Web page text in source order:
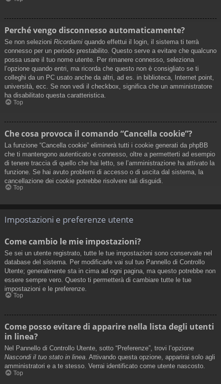
Perché vengo disconnesso automaticamente?
Se non selezioni Ricordami quando effettui il login, il sistema ti terrà
connesso per un periodo prestabilito. Questo serve a evitare che qualcuno
possa usare il tuo nome utente. Per rimanere connesso, seleziona
l’opzione quando entri, ma ricorda che questo non è consigliato se ti
colleghi da un PC usato anche da altri, ad es. in biblioteca, Internet point,
università, ecc. Se non vedi il checkbox, significa che un amministratore
ha disabilitato questa caratteristica.
Top
Che cosa provoca il comando “Cancella cookie”?
La funzione “Cancella cookie” eliminerà tutti i cookie generati da phpBB
che ti mantengono autenticato e connesso, oltre a permetterti ad esempio
di tenere traccia di quello che hai letto, se l’amministrazione ha attivato la
funzione. Se hai avuto problemi di accesso o di uscita dal sistema, la
cancellazione dei cookie potrebbe risolvere tali disguidi.
Top
Impostazioni e preferenze utente
Come cambio le mie impostazioni?
Se sei un utente registrato, tutte le tue impostazioni sono conservate nel
database del sistema. Per modificarle vai sul tuo Pannello di Controllo
Utente; generalmente sta in cima ad ogni pagina, ma questo potrebbe non
essere sempre vero. Questo ti permetterà di cambiare tutte le tue
impostazioni e le preferenze.
Top
Come posso evitare di apparire nella lista degli utenti
in linea?
Nel Pannello di Controllo Utente, sotto “Preferenze”, trovi l’opzione
Nascondi il tuo stato in linea. Attivando questa opzione, apparirai solo agli
amministratori e a te stesso. Verrai identificato come utente nascosto.
Top